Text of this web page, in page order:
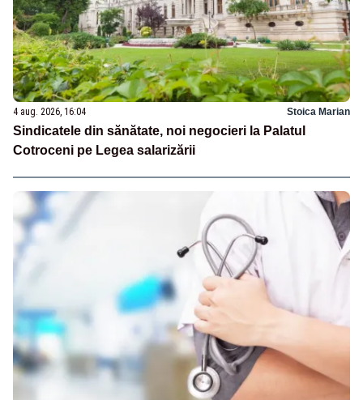
4 aug. 2026, 16:04 Stoica Marian
Sindicatele din sănătate, noi negocieri la Palatul
Cotroceni pe Legea salarizării